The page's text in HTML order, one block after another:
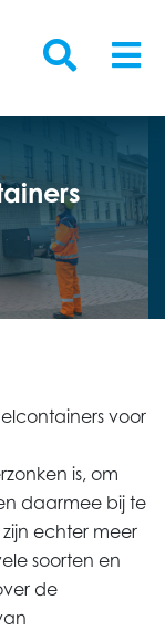
voor
is, om
daarmee bij te
echter meer
soorten en
de